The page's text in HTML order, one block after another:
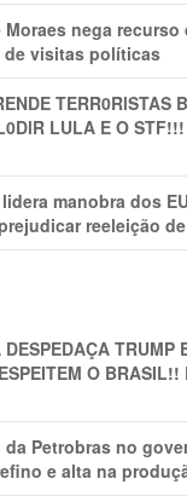
nega
de visitas políticas
TERR0RlSTAS
LULA E O
manobra dos
reeleição
TRUMP
O BRASIL!!
da Petrobras no
e alta na